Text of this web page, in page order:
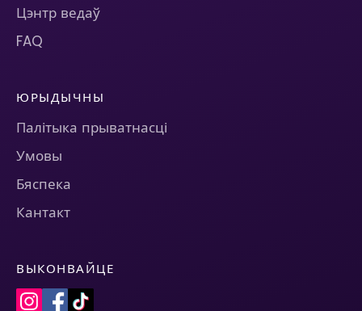
Цэнтр ведаў
FAQ
ЮРЫДЫЧНЫ
Палітыка прыватнасці
Умовы
Бяспека
Кантакт
ВЫКОНВАЙЦЕ